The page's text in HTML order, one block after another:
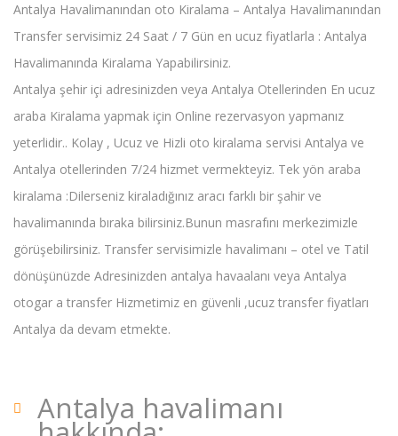
Antalya Havalimanından oto Kiralama – Antalya Havalimanından
Transfer servisimiz 24 Saat / 7 Gün en ucuz fiyatlarla : Antalya
Havalimanında Kiralama Yapabilirsiniz.
Antalya şehir içi adresinizden veya Antalya Otellerinden En ucuz
araba Kiralama yapmak için Online rezervasyon yapmanız
yeterlidir.. Kolay , Ucuz ve Hizli oto kiralama servisi Antalya ve
Antalya otellerinden 7/24 hizmet vermekteyiz. Tek yön araba
kiralama :Dilerseniz kiraladığınız aracı farklı bir şahir ve
havalimanında bıraka bilirsiniz.Bunun masrafını merkezimizle
görüşebilirsiniz. Transfer servisimizle havalimanı – otel ve Tatil
dönüşünüzde Adresinizden antalya havaalanı veya Antalya
otogar a transfer Hizmetimiz en güvenli ,ucuz transfer fiyatları
Antalya da devam etmekte.
Antalya havalimanı